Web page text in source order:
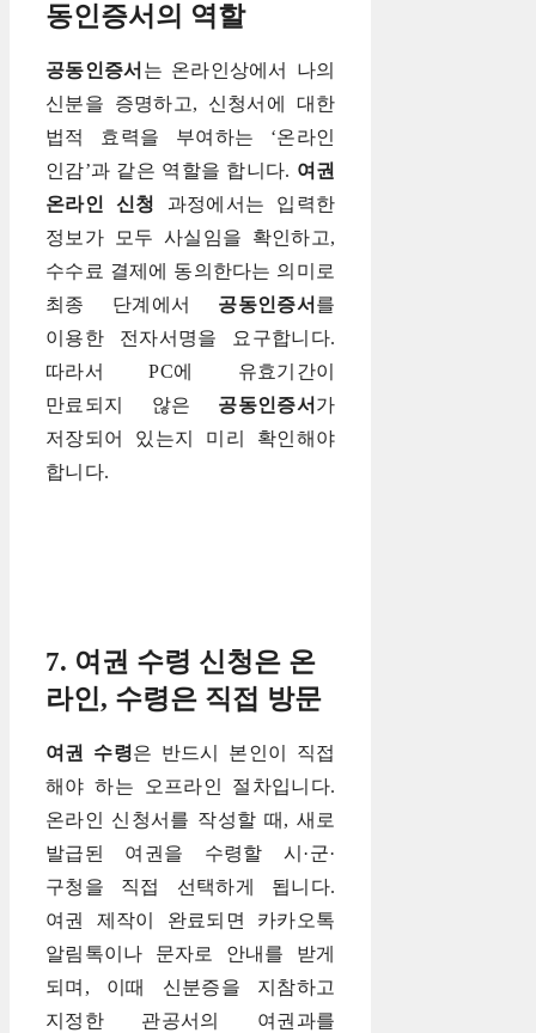
동인증서의 역할
공동인증서 는 온라인상에서 나의
신분을 증명하고, 신청서에 대한
법적 효력을 부여하는 ‘온라인
인감’과 같은 역할을 합니다. 여권
온라인 신청 과정에서는 입력한
정보가 모두 사실임을 확인하고,
수수료 결제에 동의한다는 의미로
최종 단계에서 공동인증서 를
이용한 전자서명을 요구합니다.
따라서 PC에 유효기간이
만료되지 않은 공동인증서 가
저장되어 있는지 미리 확인해야
합니다.
7. 여권 수령 신청은 온
라인, 수령은 직접 방문
여권 수령은 반드시 본인이 직접
해야 하는 오프라인 절차입니다.
온라인 신청서를 작성할 때, 새로
발급된 여권을 수령할 시·군·
구청을 직접 선택하게 됩니다.
여권 제작이 완료되면 카카오톡
알림톡이나 문자로 안내를 받게
되며, 이때 신분증을 지참하고
지정한 관공서의 여권과를